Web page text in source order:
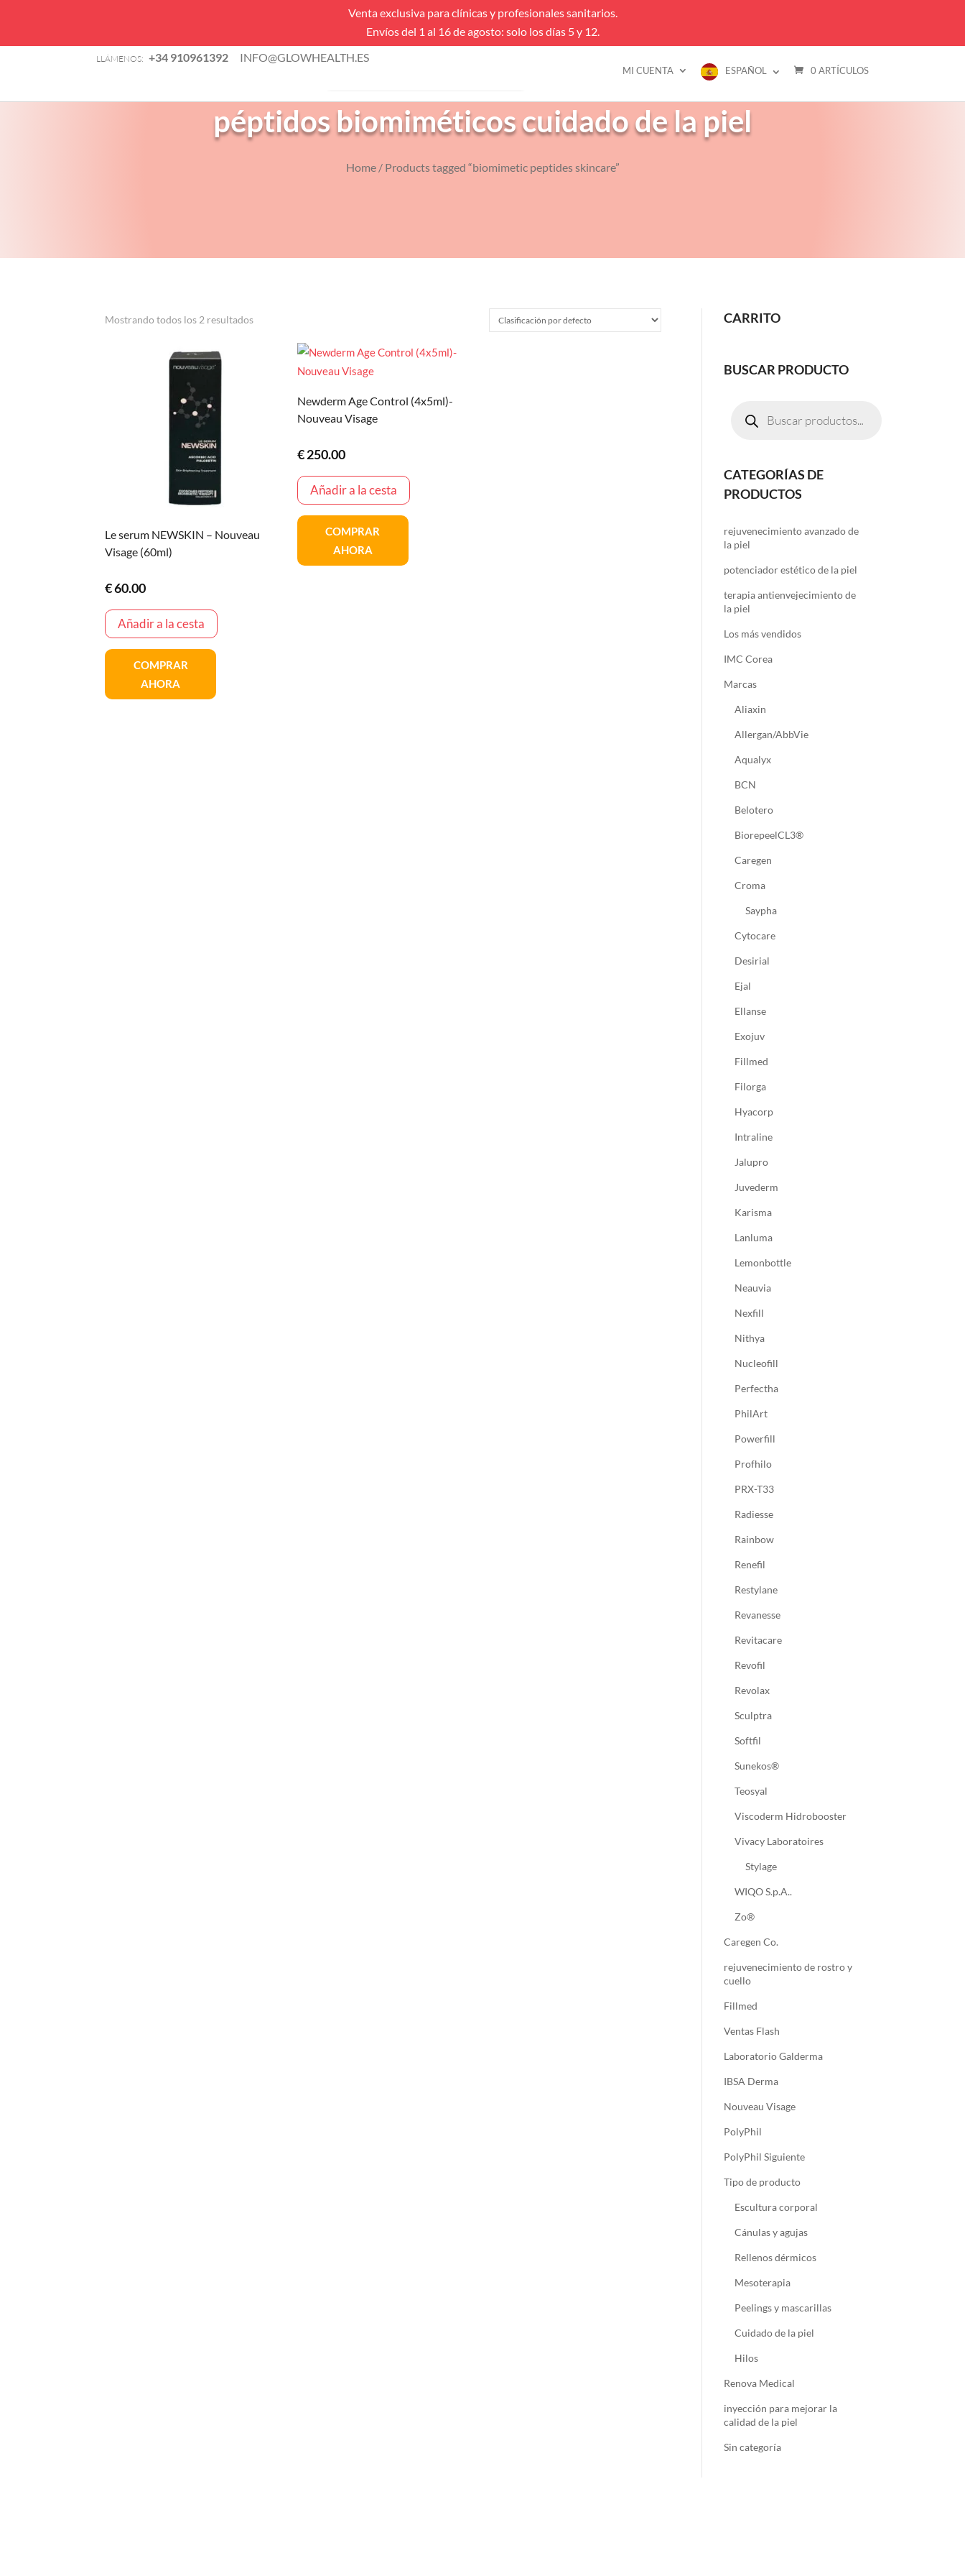
Venta exclusiva para clínicas y profesionales sanitarios.
Envíos del 1 al 16 de agosto: solo los días 5 y 12.
LLÁMENOS: +34 910961392 INFO@GLOWHEALTH.ES
MI CUENTA ESPAÑOL 0 ARTÍCULOS
Búsqueda
VENTAS FLASH MARCAS PREGUNTAS FRECUENTES
péptidos biomiméticos cuidado de la piel
Home/ Products tagged “biomimetic peptides skincare”
Mostrando todos los 2 resultados
Le serum NEWSKIN – Nouveau
Visage (60ml)
€60.00
Añadir a la cesta
COMPRAR
AHORA
Newderm Age Control (4x5ml)-
Nouveau Visage
€250.00
Añadir a la cesta
COMPRAR
AHORA
CARRITO
BUSCAR PRODUCTO
productos
CATEGORÍAS DE
PRODUCTOS
rejuvenecimiento avanzado de
la piel
potenciador estético de la piel
terapia antienvejecimiento de
la piel
Los más vendidos
IMC Corea
Marcas
Aliaxin
Allergan/AbbVie
Aqualyx
BCN
Belotero
BiorepeelCL3®
Caregen
Croma
Saypha
Cytocare
Desirial
Ejal
Ellanse
Exojuv
Fillmed
Filorga
Hyacorp
Intraline
Jalupro
Juvederm
Karisma
Lanluma
Lemonbottle
Neauvia
Nexfill
Nithya
Nucleofill
Perfectha
PhilArt
Powerfill
Profhilo
PRX-T33
Radiesse
Rainbow
Renefil
Restylane
Revanesse
Revitacare
Revofil
Revolax
Sculptra
Softfil
Sunekos®
Teosyal
Viscoderm Hidrobooster
Vivacy Laboratoires
Stylage
WIQO S.p.A..
Zo®
Caregen Co.
rejuvenecimiento de rostro y
cuello
Fillmed
Ventas Flash
Laboratorio Galderma
IBSA Derma
Nouveau Visage
PolyPhil
PolyPhil Siguiente
Tipo de producto
Escultura corporal
Cánulas y agujas
Rellenos dérmicos
Mesoterapia
Peelings y mascarillas
Cuidado de la piel
Hilos
Renova Medical
inyección para mejorar la
calidad de la piel
Sin categoría